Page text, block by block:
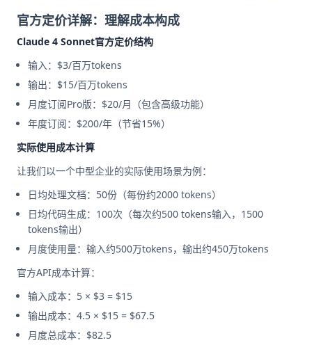
官方定价详解：理解成本构成
Claude 4 Sonnet官方定价结构
输入：$3/百万tokens
输出：$15/百万tokens
月度订阅Pro版：$20/月（包含高级功能）
年度订阅：$200/年（节省15%）
实际使用成本计算
让我们以一个中型企业的实际使用场景为例：
日均处理文档：50份（每份约2000 tokens）
日均代码生成：100次（每次约500 tokens输入，1500
tokens输出）
月度使用量：输入约500万tokens，输出约450万tokens
官方API成本计算：
输入成本：5 × $3 = $15
输出成本：4.5 × $15 = $67.5
月度总成本：$82.5